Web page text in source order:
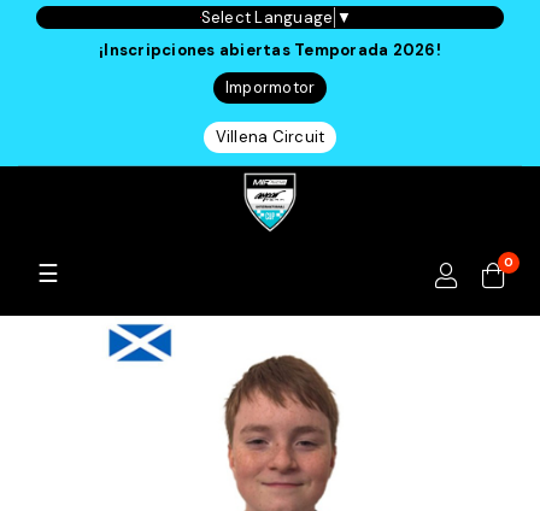
Select Language ▼
¡Inscripciones abiertas Temporada 2026!
Impormotor
Villena Circuit
Navegación
palanca
☰ 0